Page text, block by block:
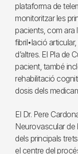
plataforma de
monitoritzar les
pacients, com ara
fibril•lació
d’altres. El Pla de
pacient, també
rehabilitació
dosis dels
El Dr. Pere
Neurovascular de
dels principals
el centre del